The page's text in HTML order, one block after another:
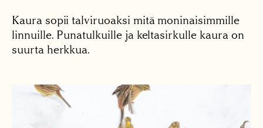
Kaura sopii talviruoaksi mitä moninaisimmille
linnuille. Punatulkuille ja keltasirkulle kaura on
suurta herkkua.